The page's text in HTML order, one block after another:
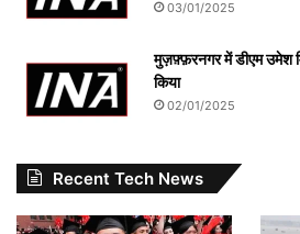
03/01/2025
मुज़फ़्फ़रनगर में डीएम उमेश
किया
02/01/2025
Recent Tech News